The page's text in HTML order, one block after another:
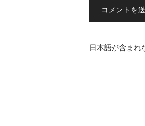
日本語が含まれ